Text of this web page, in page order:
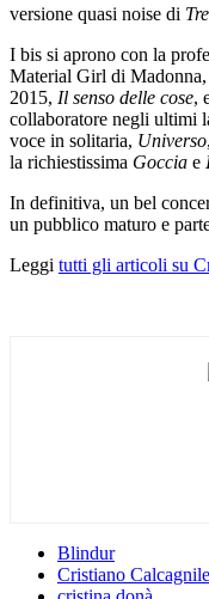
versione quasi noise di
I bis si aprono con la
Material Girl di
2015, Il senso delle cose,
collaboratore negli ultimi
voce in solitaria, Universo
la richiestissima Goccia e
In definitiva, un bel
un pubblico maturo e
Leggi tutti gli articoli su
Blindur
Cristiano Calcagnile